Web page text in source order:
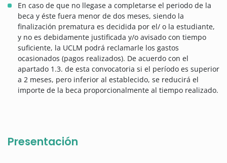
En caso de que no llegase a completarse el periodo de la
beca y éste fuera menor de dos meses, siendo la
finalización prematura es decidida por el/ o la estudiante,
y no es debidamente justificada y/o avisado con tiempo
suficiente, la UCLM podrá reclamarle los gastos
ocasionados (pagos realizados). De acuerdo con el
apartado 1.3. de esta convocatoria si el período es superior
a 2 meses, pero inferior al establecido, se reducirá el
importe de la beca proporcionalmente al tiempo realizado.
Presentación